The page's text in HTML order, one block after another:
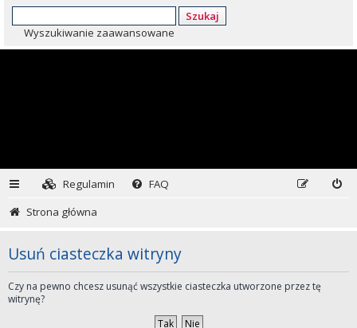
Szukaj
Wyszukiwanie zaawansowane
Regulamin
FAQ
Strona główna
Usuń ciasteczka witryny
Czy na pewno chcesz usunąć wszystkie ciasteczka utworzone przez tę
witrynę?